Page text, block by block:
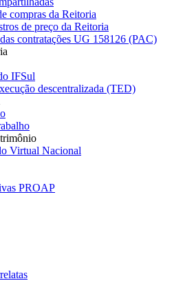
compras da Reitoria
de preço da Reitoria
contratações UG 158126 (PAC)
IFSul
descentralizada (TED)
Virtual Nacional
PROAP